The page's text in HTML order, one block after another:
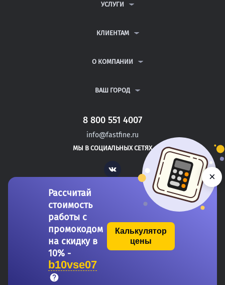
УСЛУГИ
ДИПЛОМНЫЕ РАБОТЫ
РЕФЕРАТЫ
КЛИЕНТАМ
ВОПРОСЫ И ОТВЕТЫ
ПОЛИТИКА КОНФИДЕНЦИАЛЬНОСТИ
О КОМПАНИИ
КОНТАКТЫ
ВАШ ГОРОД
САНКТ-ПЕТЕРБУРГ
ГОРЯЧИЙ КЛЮЧ
ТРЕХГОРНЫЙ
8 800 551 4007
info@fastfine.ru
МЫ В СОЦИАЛЬНЫХ СЕТЯХ
Vk
Copyright 2011-2026 FastFine.ru
Общество с ограниченной ответственностью «Форстад» ОГРН: 1137746693457 ИНН/КПП:
Рассчитай
стоимость
работы с
промокодом
на скидку в
10% -
b10vse07
Калькулятор
цены
×